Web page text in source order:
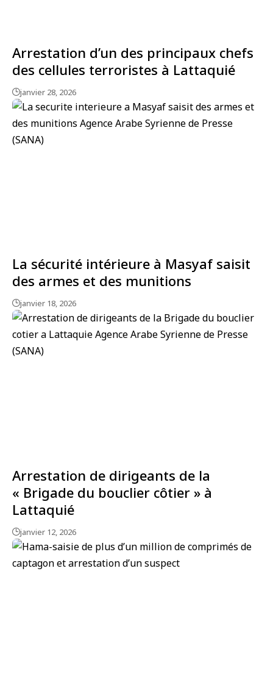
Arrestation d’un des principaux chefs
des cellules terroristes à Lattaquié
janvier 28, 2026
La sécurité intérieure à Masyaf saisit
des armes et des munitions
janvier 18, 2026
Arrestation de dirigeants de la
« Brigade du bouclier côtier » à
Lattaquié
janvier 12, 2026